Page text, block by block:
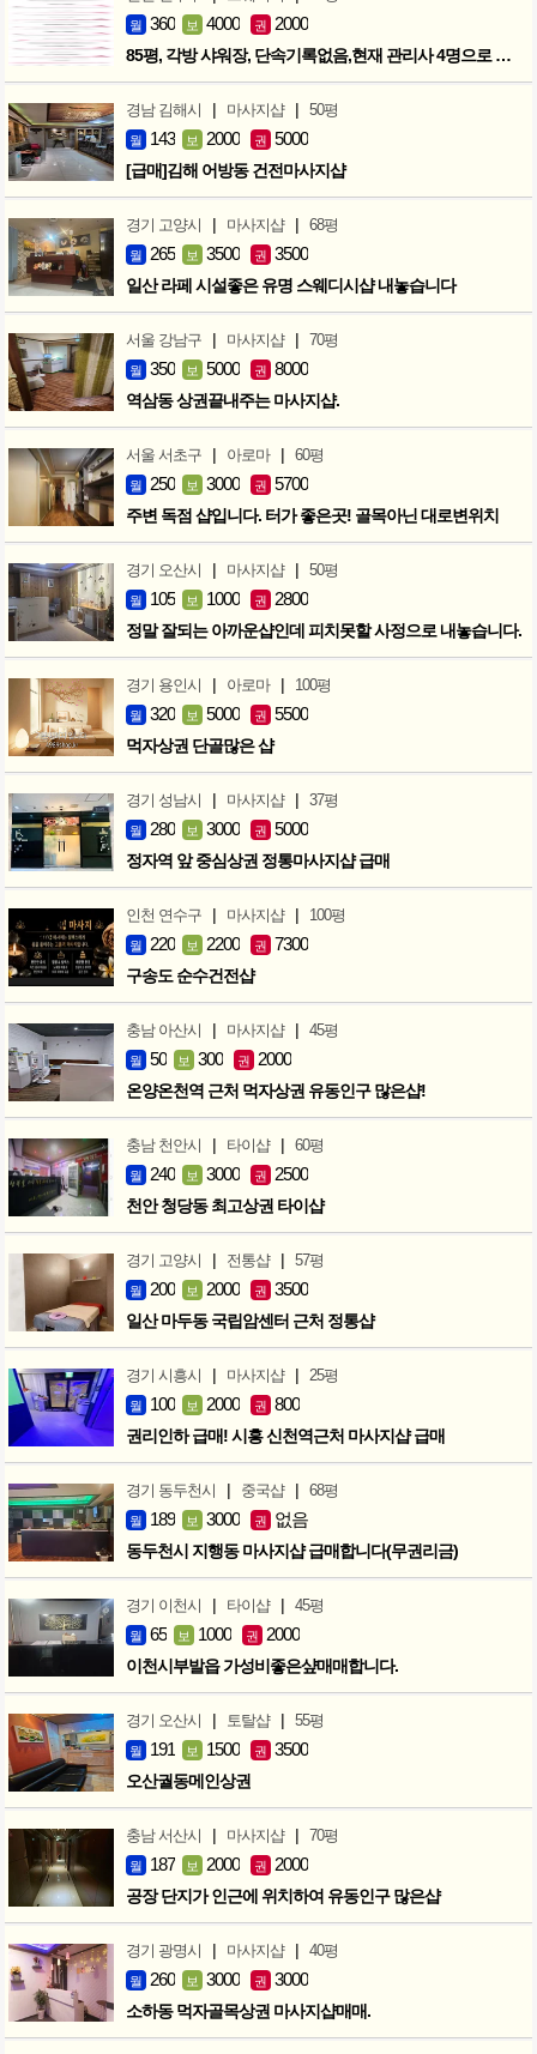
월 360 보 4000 권 2000
85평, 각방 샤워장, 단속기록없음,현재 관리사 4명으로 성업중
경남 김해시 | 마사지샵 | 50평
월 143 보 2000 권 5000
[급매]김해 어방동 건전마사지샵
경기 고양시 | 마사지샵 | 68평
월 265 보 3500 권 3500
일산 라페 시설좋은 유명 스웨디시샵 내놓습니다
서울 강남구 | 마사지샵 | 70평
월 350 보 5000 권 8000
역삼동 상권끝내주는 마사지샵.
서울 서초구 | 아로마 | 60평
월 250 보 3000 권 5700
주변 독점 샵입니다. 터가 좋은곳! 골목아닌 대로변위치
경기 오산시 | 마사지샵 | 50평
월 105 보 1000 권 2800
정말 잘되는 아까운샵인데 피치못할 사정으로 내놓습니다.
경기 용인시 | 아로마 | 100평
월 320 보 5000 권 5500
먹자상권 단골많은 샵
경기 성남시 | 마사지샵 | 37평
월 280 보 3000 권 5000
정자역 앞 중심상권 정통마사지샵 급매
인천 연수구 | 마사지샵 | 100평
월 220 보 2200 권 7300
구송도 순수건전샵
충남 아산시 | 마사지샵 | 45평
월 50 보 300 권 2000
온양온천역 근처 먹자상권 유동인구 많은샵!
충남 천안시 | 타이샵 | 60평
월 240 보 3000 권 2500
천안 청당동 최고상권 타이샵
경기 고양시 | 전통샵 | 57평
월 200 보 2000 권 3500
일산 마두동 국립암센터 근처 정통샵
경기 시흥시 | 마사지샵 | 25평
월 100 보 2000 권 800
권리인하 급매! 시흥 신천역근처 마사지샵 급매
경기 동두천시 | 중국샵 | 68평
월 189 보 3000 권 없음
동두천시 지행동 마사지샵 급매합니다(무권리금)
경기 이천시 | 타이샵 | 45평
월 65 보 1000 권 2000
이천시부발읍 가성비좋은샾매매합니다.
경기 오산시 | 토탈샵 | 55평
월 191 보 1500 권 3500
오산궐동메인상권
충남 서산시 | 마사지샵 | 70평
월 187 보 2000 권 2000
공장 단지가 인근에 위치하여 유동인구 많은샵
경기 광명시 | 마사지샵 | 40평
월 260 보 3000 권 3000
소하동 먹자골목상권 마사지샵매매.